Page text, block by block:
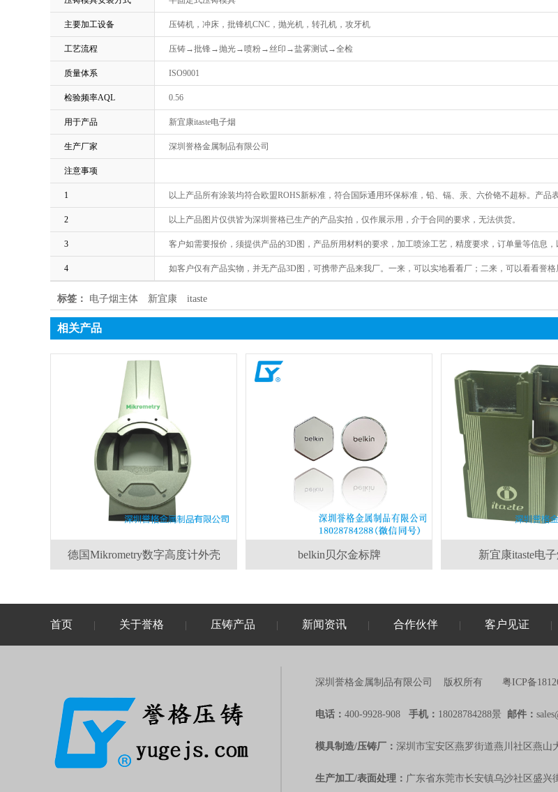
主要加工设备 压铸机，冲床，批锋机CNC，抛光机，转孔机，攻牙机
工艺流程 压铸→批锋→抛光→喷粉→丝印→盐雾测试→全检
质量体系 ISO9001
检验频率AQL 0.56
用于产品 新宜康itaste电子烟
生产厂家 深圳誉格金属制品有限公司
注意事项
1 以上产品所有涂装均符合欧盟ROHS新标准，符合国际通用环保标准，铅、镉、汞、六价铬不超标。产品
2 以上产品图片仅供皆为深圳誉格已生产的产品实拍，仅作展示用，介于合同的要求，无法供货。
3 客户如需要报价，须提供产品的3D图，产品所用材料的要求，加工喷涂工艺，精度要求，订单量等信息，
4 如客户仅有产品实物，并无产品3D图，可携带产品来我厂。一来，可以实地看看厂；二来，可以看看誉
标签： 电子烟主体 新宜康 itaste
相关产品
德国Mikrometry数字高度计外壳 belkin贝尔金标牌 新宜康itaste电
首页 关于誉格 压铸产品 新闻资讯 合作伙伴 客户见证
深圳誉格金属制品有限公司 版权所有 粤ICP备
电话： 400-9928-908 手机： 18028784288景 邮件：
模具制造/压铸厂： 深圳市宝安区燕罗街道燕川社区燕山
生产加工/表面处理： 广东省东莞市长安镇乌沙社区盛兴